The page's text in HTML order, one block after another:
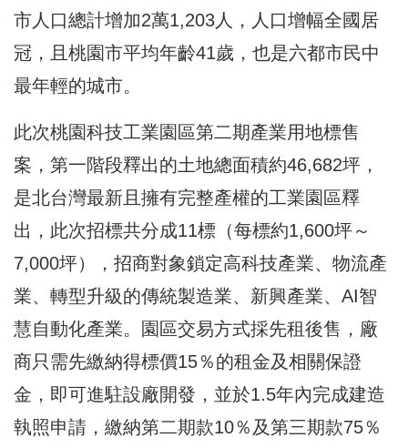
市人口總計增加2萬1,203人，人口增幅全國居
冠，且桃園市平均年齡41歲，也是六都市民中
最年輕的城市。
此次桃園科技工業園區第二期產業用地標售
案，第一階段釋出的土地總面積約46,682坪，
是北台灣最新且擁有完整產權的工業園區釋
出，此次招標共分成11標（每標約1,600坪～
7,000坪），招商對象鎖定高科技產業、物流產
業、轉型升級的傳統製造業、新興產業、AI智
慧自動化產業。園區交易方式採先租後售，廠
商只需先繳納得標價15％的租金及相關保證
金，即可進駐設廠開發，並於1.5年內完成建造
執照申請，繳納第二期款10％及第三期款75％